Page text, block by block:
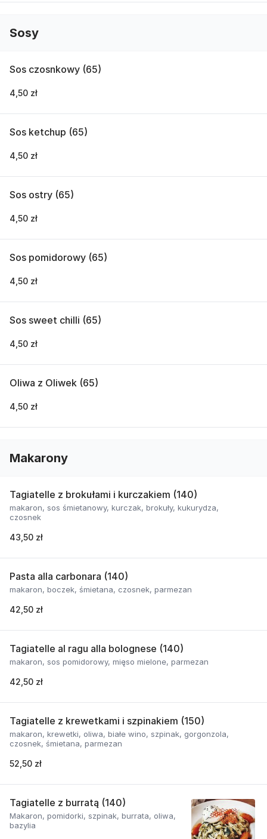
Sosy
Sos czosnkowy (65)
4,50 zł
Sos ketchup (65)
4,50 zł
Sos ostry (65)
4,50 zł
Sos pomidorowy (65)
4,50 zł
Sos sweet chilli (65)
4,50 zł
Oliwa z Oliwek (65)
4,50 zł
Makarony
Tagiatelle z brokułami i kurczakiem (140)
makaron, sos śmietanowy, kurczak, brokuły, kukurydza,
czosnek
43,50 zł
Pasta alla carbonara (140)
makaron, boczek, śmietana, czosnek, parmezan
42,50 zł
Tagiatelle al ragu alla bolognese (140)
makaron, sos pomidorowy, mięso mielone, parmezan
42,50 zł
Tagiatelle z krewetkami i szpinakiem (150)
makaron, krewetki, oliwa, białe wino, szpinak, gorgonzola,
czosnek, śmietana, parmezan
52,50 zł
Tagiatelle z burratą (140)
Makaron, pomidorki, szpinak, burrata, oliwa,
bazylia